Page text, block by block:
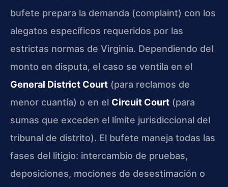
bufete prepara la demanda (complaint) con los
alegatos específicos requeridos por las
estrictas normas de Virginia. Dependiendo del
monto en disputa, el caso se ventila en el
General District Court (para reclamos de
menor cuantía) o en el Circuit Court (para
sumas que exceden el límite jurisdiccional del
tribunal de distrito). El bufete maneja todas las
fases del litigio: intercambio de pruebas,
deposiciones, mociones de desestimación o